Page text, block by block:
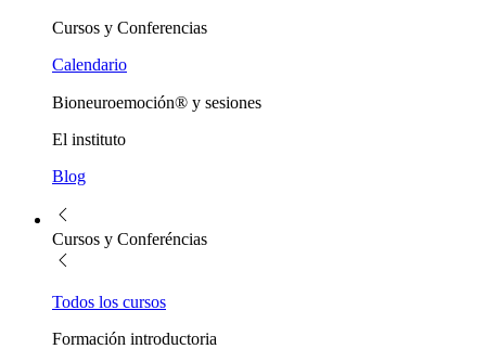
Cursos y Conferencias
Calendario
Bioneuroemoción® y sesiones
El instituto
Blog
Cursos y Conferéncias
Todos los cursos
Formación introductoria